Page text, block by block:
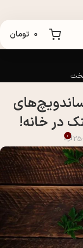
۰ تومان
در خانه!
0